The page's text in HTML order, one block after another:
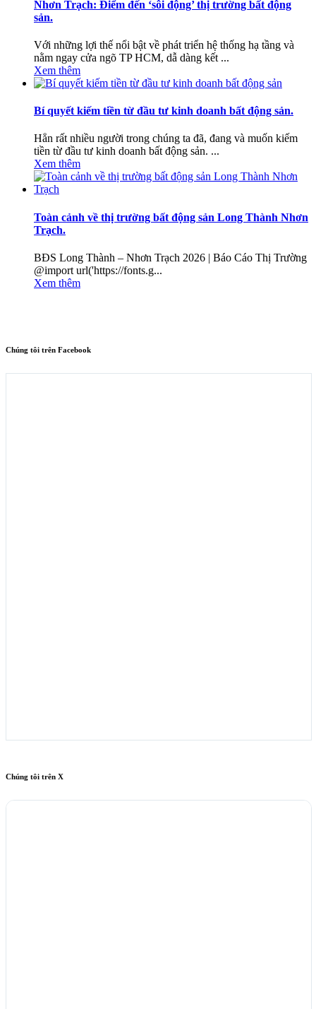
Nhơn Trạch: Điểm đến ‘sôi động’ thị trường bất động
sản.
Với những lợi thế nổi bật về phát triển hệ thống hạ tầng và
nằm ngay cửa ngõ TP HCM, dẫ dàng kết ...
Xem thêm
Bí quyết kiếm tiền từ đầu tư kinh doanh bất động sản.
Hẳn rất nhiều người trong chúng ta đã, đang và muốn kiếm
tiền từ đầu tư kinh doanh bất động sản. ...
Xem thêm
Toàn cảnh về thị trường bất động sản Long Thành Nhơn
Trạch.
BĐS Long Thành – Nhơn Trạch 2026 | Báo Cáo Thị Trường
@import url('https://fonts.g...
Xem thêm
Chúng tôi trên Facebook
Chúng tôi trên X